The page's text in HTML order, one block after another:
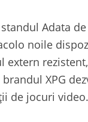
Adata
noile
extern
XPG
de jocuri video.